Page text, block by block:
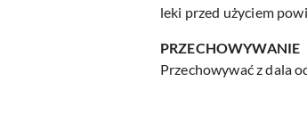
leki przed użyciem
PRZECHOWYWANIE
Przechowywać z dala